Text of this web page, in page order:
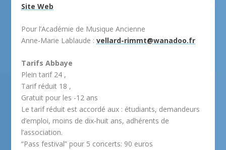
Site Web
Pour l’Académie de Musique Ancienne
Anne-Marie Lablaude :vellard-rimmt@wanadoo.fr
Tarifs Abbaye
Plein tarif 24 ,
Tarif réduit 18 ,
Gratuit pour les -12 ans
Le tarif réduit est accordé aux : étudiants, demandeurs
d’emploi, moins de dix-huit ans, adhérents de
l’association.
“Pass festival” pour 5 concerts: 90 euros